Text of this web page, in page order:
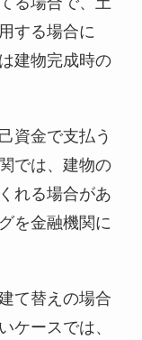
する場合に
建物完成時の
資金で支払う
では、建物の
れる場合があ
を金融機関に
て替えの場合
ケースでは、